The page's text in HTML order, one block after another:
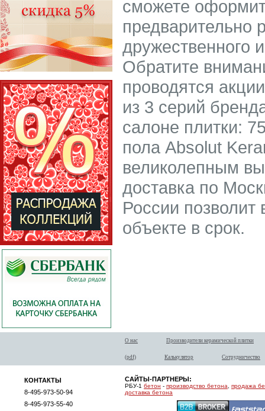
сможете
предварительно
дружественного
Обратите
проводятся
из 3 серий
салоне плитки:
пола Absolut
великолепным
доставка по
России
объекте в срок.
О нас Производители керамической плитки
(pdf) Калькулятор Сотрудничество
КОНТАКТЫ
8-495-973-50-94
8-495-973-55-40
САЙТЫ-ПАРТНЕРЫ:
РБУ-1 бетон - производство бетона
продажа
доставка бетона